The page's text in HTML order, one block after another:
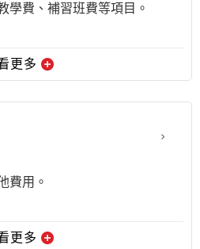
學費、補習班費等項目。
更多
費用。
更多